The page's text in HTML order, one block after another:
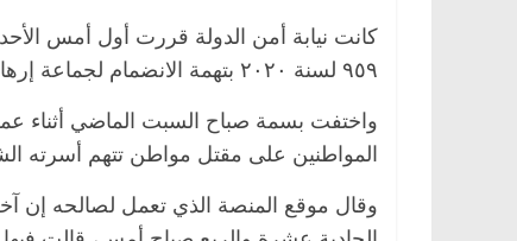
٩٥٩ لسنة ٢٠٢٠ بتهمة الانضمام لجماعة إرهابية ونشر أخبار كاذبة.
واختفت بسمة صباح السبت الماضي أثناء
المواطنين على مقتل مواطن تتهم أسرته
وقال موقع المنصة الذي تعمل لصالحه إن